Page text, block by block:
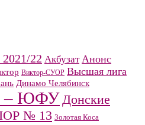
22 Акбузат Анонс
Виктор-СУОР Высшая лига
Динамо Челябинск
– ЮФУДонские
№ 13 Золотая Коса